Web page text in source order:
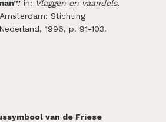
in: Vlaggen en vaandels.
Stichting
1996, p. 91-103.
van de Friese